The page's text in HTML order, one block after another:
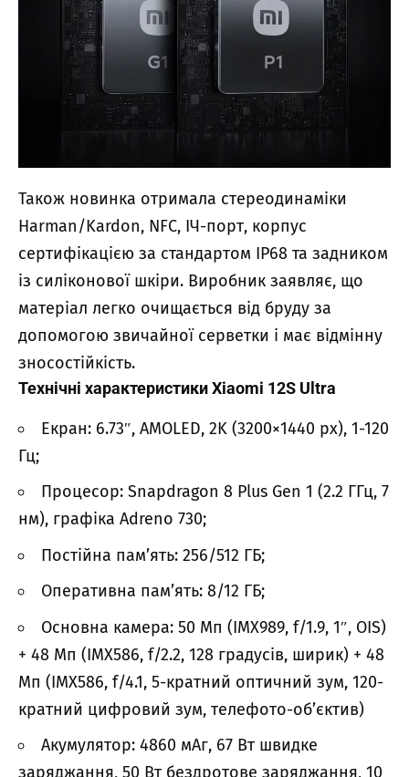
Також новинка отримала стереодинаміки
Harman/Kardon, NFC, ІЧ-порт, корпус
сертифікацією за стандартом IP68 та задником
із силіконової шкіри. Виробник заявляє, що
матеріал легко очищається від бруду за
допомогою звичайної серветки і має відмінну
зносостійкість.
Технічні характеристики Xiaomi 12S Ultra
Екран: 6.73″, AMOLED, 2K (3200×1440 px), 1-120
Гц;
Процесор: Snapdragon 8 Plus Gen 1 (2.2 ГГц, 7
нм), графіка Adreno 730;
Постійна пам’ять: 256/512 ГБ;
Оперативна пам’ять: 8/12 ГБ;
Основна камера: 50 Мп (IMX989, f/1.9, 1″, OIS)
+ 48 Мп (IMX586, f/2.2, 128 градусів, ширик) + 48
Мп (IMX586, f/4.1, 5-кратний оптичний зум, 120-
кратний цифровий зум, телефото-об’єктив)
Акумулятор: 4860 мАг, 67 Вт швидке
заряджання, 50 Вт бездротове заряджання, 10